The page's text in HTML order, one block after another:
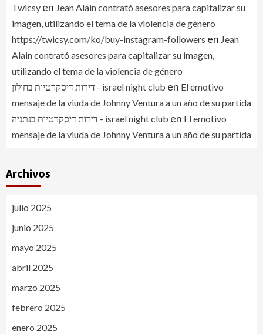
Twicsy en Jean Alain contrató asesores para capitalizar su
imagen, utilizando el tema de la violencia de género
https://twicsy.com/ko/buy-instagram-followers en Jean
Alain contrató asesores para capitalizar su imagen,
utilizando el tema de la violencia de género
דירות דיסקרטיות בחולון - israel night club en El emotivo
mensaje de la viuda de Johnny Ventura a un año de su partida
דירות דיסקרטיות בנתניה - israel night club en El emotivo
mensaje de la viuda de Johnny Ventura a un año de su partida
Archivos
julio 2025
junio 2025
mayo 2025
abril 2025
marzo 2025
febrero 2025
enero 2025